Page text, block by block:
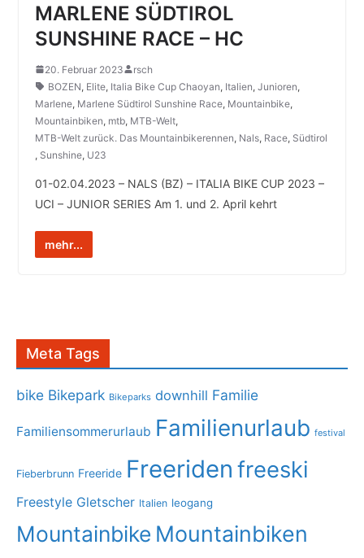
MARLENE SÜDTIROL
SUNSHINE RACE – HC
20. Februar 2023
rsch
BOZEN, Elite, Italia Bike Cup Chaoyan, Italien, Junioren,
Marlene, Marlene Südtirol Sunshine Race, Mountainbike,
Mountainbiken, mtb, MTB-Welt,
MTB-Welt zurück. Das Mountainbikerennen, Nals, Race, Südtirol
, Sunshine, U23
01-02.04.2023 – NALS (BZ) – ITALIA BIKE CUP 2023 –
UCI – JUNIOR SERIES Am 1. und 2. April kehrt
mehr...
Meta Tags
bike Bikepark Bikeparks downhill Familie
Familiensommerurlaub Familienurlaub festival
Fieberbrunn Freeride Freeriden freeski
Freestyle Gletscher Italien leogang
Mountainbike Mountainbiken